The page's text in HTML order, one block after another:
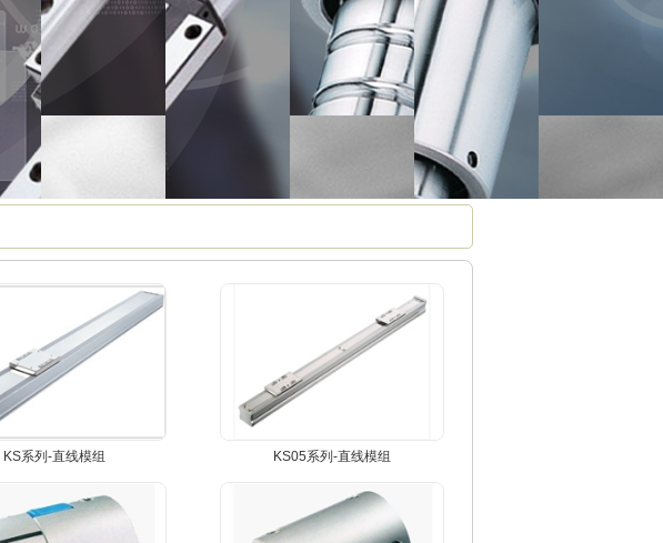
KS系列-直线模组 KS05系列-直线模组